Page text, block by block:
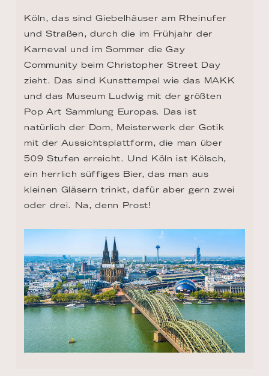
Köln, das sind Giebelhäuser am Rheinufer
und Straßen, durch die im Frühjahr der
Karneval und im Sommer die Gay
Community beim Christopher Street Day
zieht. Das sind Kunsttempel wie das MAKK
und das Museum Ludwig mit der größten
Pop Art Sammlung Europas. Das ist
natürlich der Dom, Meisterwerk der Gotik
mit der Aussichtsplattform, die man über
509 Stufen erreicht. Und Köln ist Kölsch,
ein herrlich süffiges Bier, das man aus
kleinen Gläsern trinkt, dafür aber gern zwei
oder drei. Na, denn Prost!